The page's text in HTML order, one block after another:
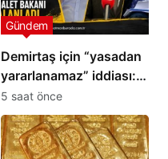
Demirtaş için “yasadan
yararlanamaz” iddiası:
Adalet Bakanı yalanladı
Gündem
5 saat önce